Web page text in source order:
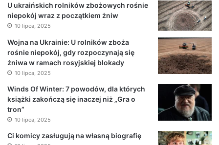
U ukraińskich rolników zbożowych rośnie
niepokój wraz z początkiem żniw
10 lipca, 2025
Wojna na Ukrainie: U rolników zboża
rośnie niepokój, gdy rozpoczynają się
żniwa w ramach rosyjskiej blokady
10 lipca, 2025
Winds Of Winter: 7 powodów, dla których
książki zakończą się inaczej niż „Gra o
tron”
10 lipca, 2025
Ci komicy zasługują na własną biografię